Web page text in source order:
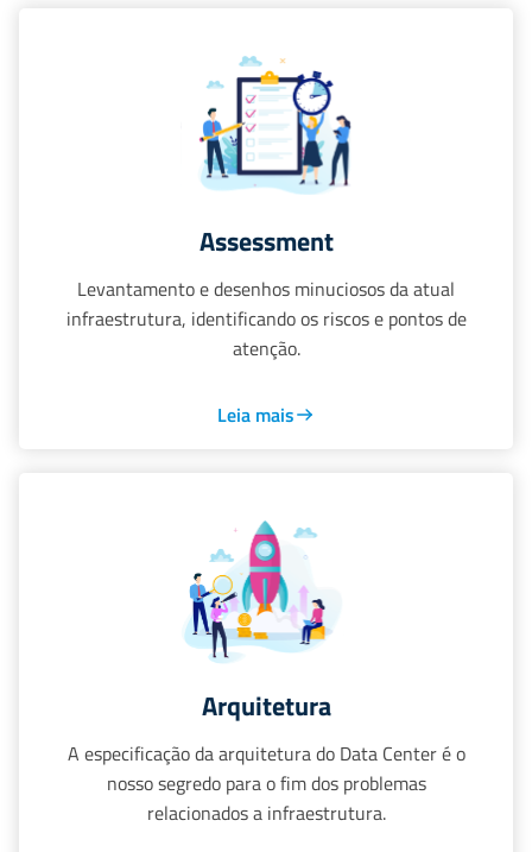
Assessment
Levantamento e desenhos minuciosos da atual
infraestrutura, identificando os riscos e pontos de
atenção.
Leia mais
Arquitetura
A especificação da arquitetura do Data Center é o
nosso segredo para o fim dos problemas
relacionados a infraestrutura.